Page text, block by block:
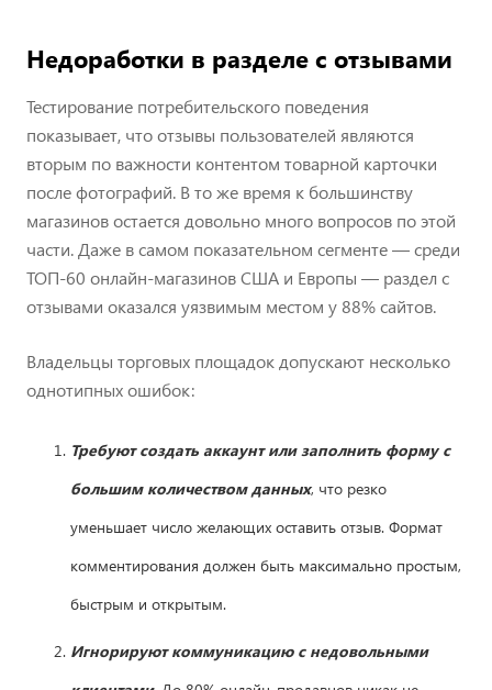
Недоработки в разделе с отзывами
Тестирование потребительского поведения
показывает, что отзывы пользователей являются
вторым по важности контентом товарной карточки
после фотографий. В то же время к большинству
магазинов остается довольно много вопросов по этой
части. Даже в самом показательном сегменте — среди
ТОП-60 онлайн-магазинов США и Европы — раздел с
отзывами оказался уязвимым местом у 88% сайтов.
Владельцы торговых площадок допускают несколько
однотипных ошибок:
Требуют создать аккаунт или заполнить форму с
большим количеством данных, что резко
уменьшает число желающих оставить отзыв. Формат
комментирования должен быть максимально простым,
быстрым и открытым.
Игнорируют коммуникацию с недовольными